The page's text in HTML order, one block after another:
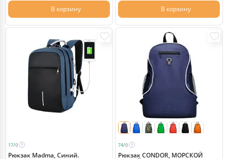
В корзину В корзину
17/0
Рюкзак Madma, Синий.
74/0
Рюкзак CONDOR, МОРСКОЙ